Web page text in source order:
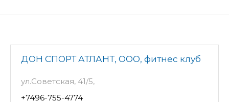
ДОН СПОРТ АТЛАНТ, ООО, фитнес клуб
ул.Советская, 41/5,
+7496-755-4774